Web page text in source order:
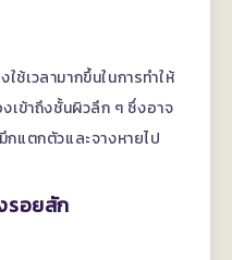
เวลามากขึ้นในการทำให้
เข้าถึงชั้นผิวลึก ๆ ซึ่งอาจ
กแตกตัวและจางหายไป
รอยสัก